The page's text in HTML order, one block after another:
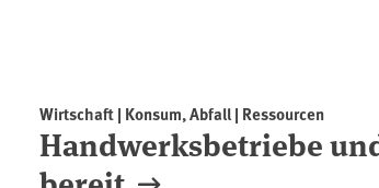
Wirtschaft | Konsum, Abfall | Ressourcen
Handwerksbetriebe